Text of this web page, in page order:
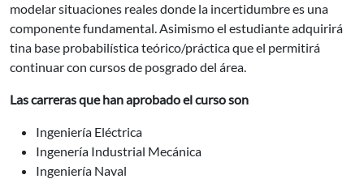
modelar situaciones reales donde la incertidumbre es una
componente fundamental. Asimismo el estudiante adquirirá
tina base probabilística teórico/práctica que el permitirá
continuar con cursos de posgrado del área.
Las carreras que han aprobado el curso son
Ingeniería Eléctrica
Ingenería Industrial Mecánica
Ingeniería Naval